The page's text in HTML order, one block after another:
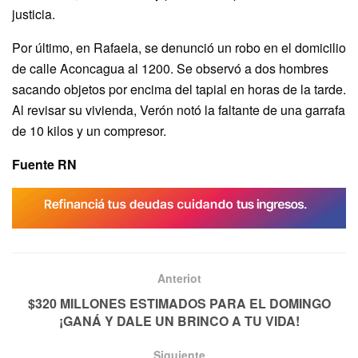
justicia.
Por último, en Rafaela, se denunció un robo en el domicilio
de calle Aconcagua al 1200. Se observó a dos hombres
sacando objetos por encima del tapial en horas de la tarde.
Al revisar su vivienda, Verón notó la faltante de una garrafa
de 10 kilos y un compresor.
Fuente RN
Anteriot
$320 MILLONES ESTIMADOS PARA EL DOMINGO
¡GANÁ Y DALE UN BRINCO A TU VIDA!